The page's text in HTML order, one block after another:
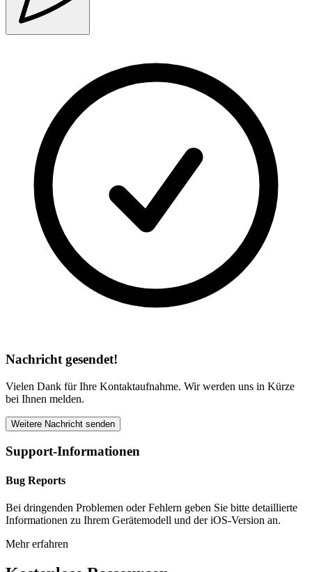
Nachricht gesendet!
Vielen Dank für Ihre Kontaktaufnahme. Wir werden uns in Kürze
bei Ihnen melden.
Weitere Nachricht senden
Support-Informationen
Bug Reports
Bei dringenden Problemen oder Fehlern geben Sie bitte detaillierte
Informationen zu Ihrem Gerätemodell und der iOS-Version an.
Mehr erfahren